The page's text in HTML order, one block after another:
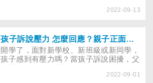
紀，先將卵子「凍起來」。想懷孕，最好
度刺激卵巢嗎？冷凍的卵子又可保存多
久？
2022-09-13
孩子訴說壓力 怎麼回應？親子正面溫暖的溝通氛圍，有助青少年因應壓力
開學了，面對新學校、新班級或新同學，
孩子感到有壓力嗎？當孩子訴說困擾，父
和孩子對話時，不論是言語、表情或態
2022-09-01